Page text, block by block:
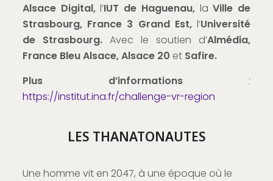
Alsace Digital,l’IUT de Haguenau, la Ville de
Strasbourg, France 3 Grand Est,l’Université
de Strasbourg. Avec le soutien d’Almédia,
France Bleu Alsace, Alsace 20 et Safire.
Plus d’informations :
https://institut.ina.fr/challenge-vr-region
LES THANATONAUTES
Une homme vit en 2047, à une époque où le